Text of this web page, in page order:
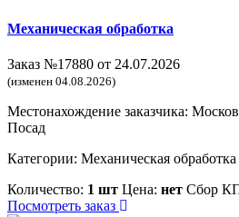
Механическая обработка
Заказ №17880 от 24.07.2026
(изменен 04.08.2026)
Местонахождение заказчика:
Посад
Категории: Механическая обработка
Количество: 1 шт Цена: нет Сбор
Посмотреть заказ